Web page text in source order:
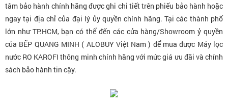
tâm bảo hành chính hãng được ghi chi tiết trên phiếu bảo hành hoặc
ngay tại địa chỉ của đại lý ủy quyền chính hãng. Tại các thành phố
lớn như TP.HCM, bạn có thể đến các cửa hàng/Showroom ỷ quyền
của BẾP QUANG MINH ( ALOBUY Việt Nam ) để mua được Máy lọc
nước RO KAROFI thông minh chính hãng với mức giá ưu đãi và chính
sách bảo hành tin cậy.